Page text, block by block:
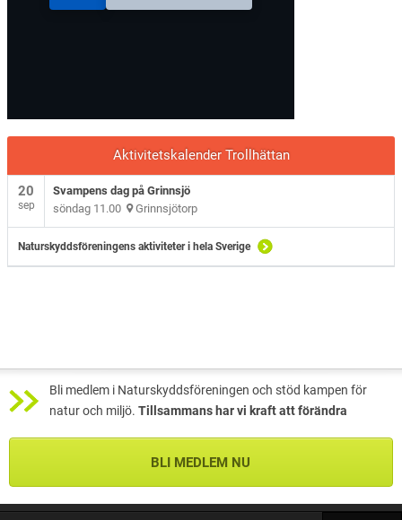
Aktivitetskalender Trollhättan
20
sep
Svampens dag på Grinnsjö
söndag 11.00 Grinnsjötorp
Naturskyddsföreningens aktiviteter i hela Sverige
Bli medlem i Naturskyddsföreningen och stöd kampen för
natur och miljö. Tillsammans har vi kraft att förändra
BLI MEDLEM NU